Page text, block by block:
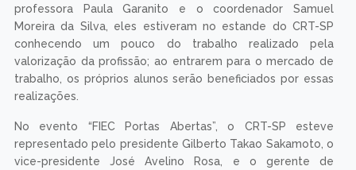
professora Paula Garanito e o coordenador Samuel
Moreira da Silva, eles estiveram no estande do CRT-SP
conhecendo um pouco do trabalho realizado pela
valorização da profissão; ao entrarem para o mercado de
trabalho, os próprios alunos serão beneficiados por essas
realizações.
No evento “FIEC Portas Abertas”, o CRT-SP esteve
representado pelo presidente Gilberto Takao Sakamoto, o
vice-presidente José Avelino Rosa, e o gerente de